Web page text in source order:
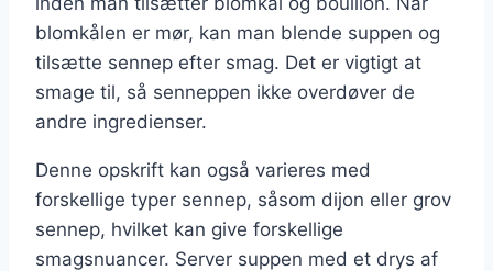
blomkålen er mør, kan man blende suppen og
tilsætte sennep efter smag. Det er vigtigt at
smage til, så senneppen ikke overdøver de
andre ingredienser.
Denne opskrift kan også varieres med
forskellige typer sennep, såsom dijon eller grov
sennep, hvilket kan give forskellige
smagsnuancer. Server suppen med et drys af